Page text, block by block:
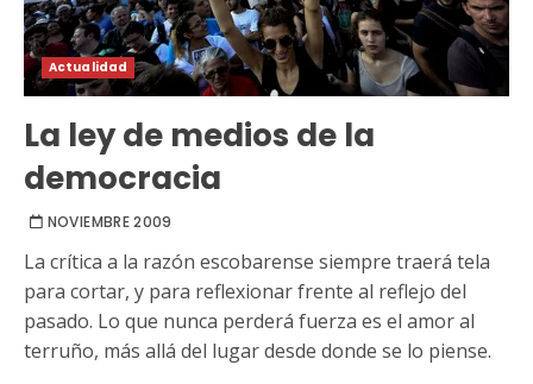
Actualidad
La ley de medios de la
democracia
NOVIEMBRE 2009
La crítica a la razón escobarense siempre traerá tela
para cortar, y para reflexionar frente al reflejo del
pasado. Lo que nunca perderá fuerza es el amor al
terruño, más allá del lugar desde donde se lo piense.